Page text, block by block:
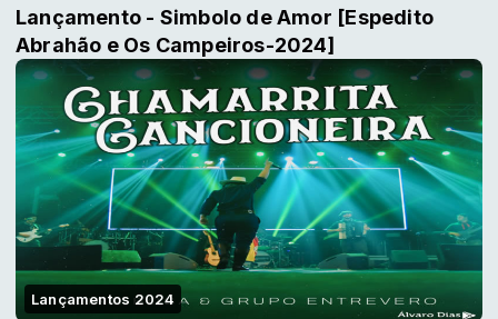
Lançamento - Simbolo de Amor [Espedito
Abrahão e Os Campeiros-2024]
Lançamentos 2024